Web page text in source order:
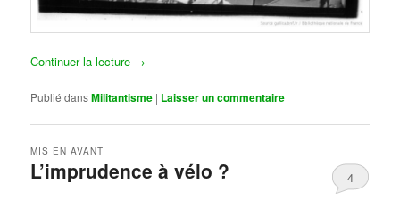
Continuer la lecture →
Publié dansMilitantisme | Laisser un commentaire
L’imprudence à vélo ?
MIS EN AVANT
4